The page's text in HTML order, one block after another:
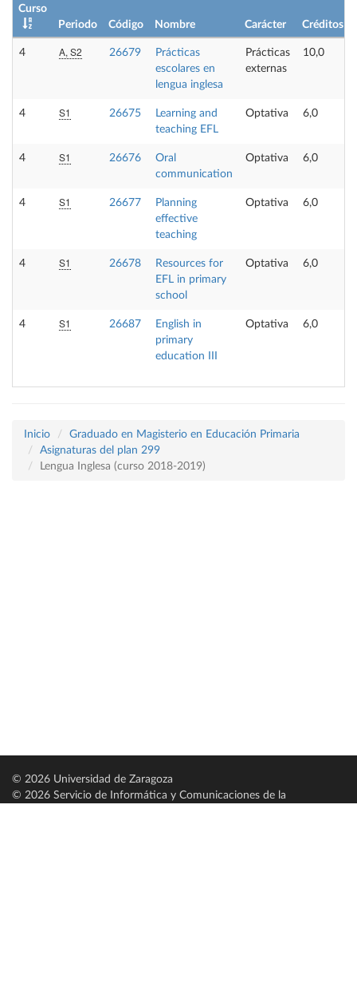
Curso
Periodo
Código Nombre Carácter Créditos
4 A, S2 26679
Prácticas
escolares en
lengua inglesa
Prácticas
externas
10,0
4 S1 26675
Learning and
teaching EFL
Optativa 6,0
4 S1 26676
Oral
communication
Optativa 6,0
4 S1 26677
Planning
effective
teaching
Optativa 6,0
4 S1 26678
Resources for
EFL in primary
school
Optativa 6,0
4 S1 26687
English in
primary
education III
Optativa 6,0
Inicio
Graduado en Magisterio en Educación Primaria
Asignaturas del plan 299
Lengua Inglesa (curso 2018-2019)
© 2026 Universidad de Zaragoza
© 2026 Servicio de Informática y Comunicaciones de la